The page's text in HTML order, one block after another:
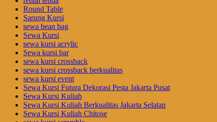
Round Table
Sarung Kursi
sewa bean bag
Sewa Kursi
sewa kursi acrylic
Sewa kursi bar
sewa kursi crossback
sewa kursi crossback berkualitas
sewa kursi event
Sewa Kursi Futura Dekorasi Pesta Jakarta Pusat
Sewa Kursi Kuliah
Sewa Kursi Kuliah Berkualitas Jakarta Selatan
Sewa Kursi Kuliah Chitose